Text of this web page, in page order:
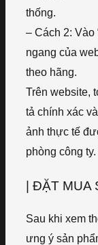
thống.
– Cách 2: Vào
ngang của
theo hãng.
Trên website,
tả chính xác
ảnh thực tế
phòng công ty.
| ĐẶT MUA
Sau khi xem
ưng ý sản